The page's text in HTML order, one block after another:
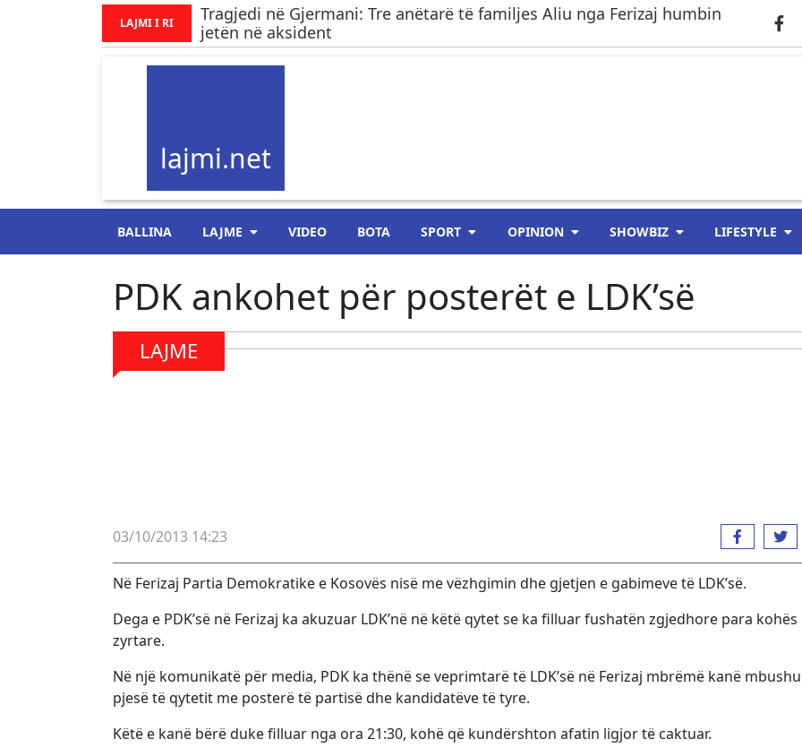
LAJMI I RI
Tragjedi në Gjermani: Tre anëtarë të familjes Aliu nga Ferizaj humbin
jetën në aksident
lajmi.net
BALLINA LAJME VIDEO BOTA SPORT OPINION SHOWBIZ LIFESTYLE
PDK ankohet për posterët e LDK’së
LAJME
03/10/2013 14:23
Në Ferizaj Partia Demokratike e Kosovës nisë me vëzhgimin dhe gjetjen e gabimeve të LDK’së.
Dega e PDK’së në Ferizaj ka akuzuar LDK’në në këtë qytet se ka filluar fushatën zgjedhore para kohës
zyrtare.
Në një komunikatë për media, PDK ka thënë se veprimtarë të LDK’së në Ferizaj mbrëmë kanë
pjesë të qytetit me posterë të partisë dhe kandidatëve të tyre.
Këtë e kanë bërë duke filluar nga ora 21:30, kohë që kundërshton afatin ligjor të caktuar.